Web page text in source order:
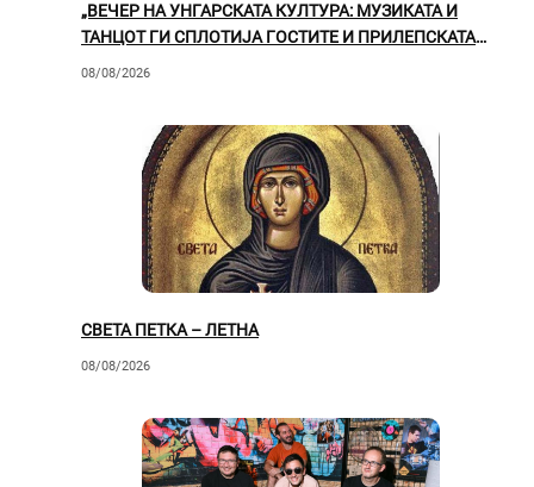
„ВЕЧЕР НА УНГАРСКАТА КУЛТУРА: МУЗИКАТА И
ТАНЦОТ ГИ СПЛОТИЈА ГОСТИТЕ И ПРИЛЕПСКАТА
ПУБЛИКА“
08/08/2026
СВЕТА ПЕТКА – ЛЕТНА
08/08/2026